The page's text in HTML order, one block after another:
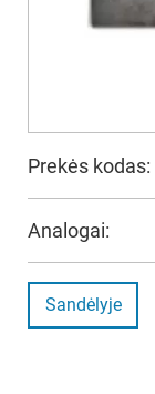
Prekės kodas:
Analogai:
Sandėlyje